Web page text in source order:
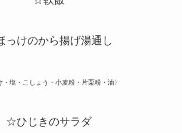
けのから揚げ湯通し
・塩・こしょう・小麦粉・片栗粉・油〉
☆ひじきのサラダ